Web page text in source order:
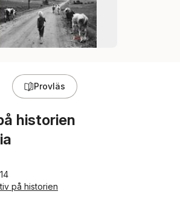
Provläs
historien
på historien